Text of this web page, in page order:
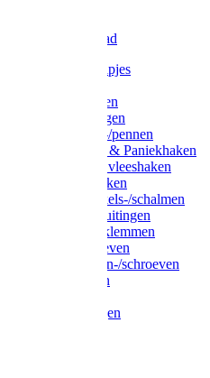
Waslijndraad
Simplexknipjes
Sleutelringen
Gelaste ringen
Borgveren-/pennen
Musketons & Paniekhaken
S-haken & vleeshaken
Karabijnhaken
Noodschakels-/schalmen
Harp-/D-sluitingen
Staaldraadklemmen
Spanschroeven
Ringmoeren-/schroeven
Puntkousen
Aanlegringen